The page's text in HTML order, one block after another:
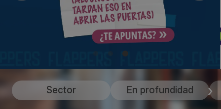
Sector En profundidad